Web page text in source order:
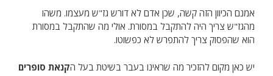
אמנם הכיוון הזה קשה, שכן אדם לא דורש גז"ש מעצמו. משהו
מהגז"ש צריך היה להתקבל במסורת. אולי מה שהתקבל במסורת
הוא שהפסוק צריך להתפרש לא כפשוטו.
יש כאן מקום להזכיר מה שראינו בעבר בשיטת בעל הקנאת סופרים